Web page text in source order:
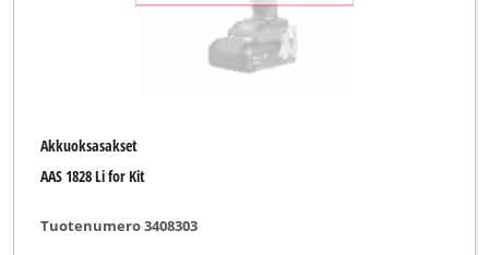
Akkuoksasakset
AAS 1828 Li for Kit
Tuotenumero 3408303